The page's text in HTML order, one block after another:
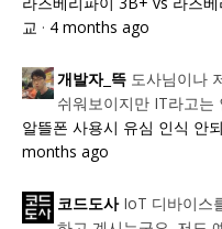
교 · 4 months ago
개발자_뜩 도사님이나
쉬워보이지만 IT라고는
알뜰폰 사용시 유심 인식 안
months ago
코드도사 IoT 디바이스